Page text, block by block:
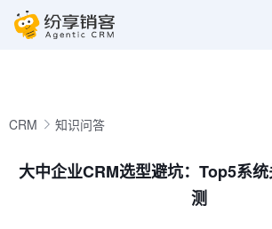
CRM 知识问答
大中企业CRM选型避坑：Top5系
测